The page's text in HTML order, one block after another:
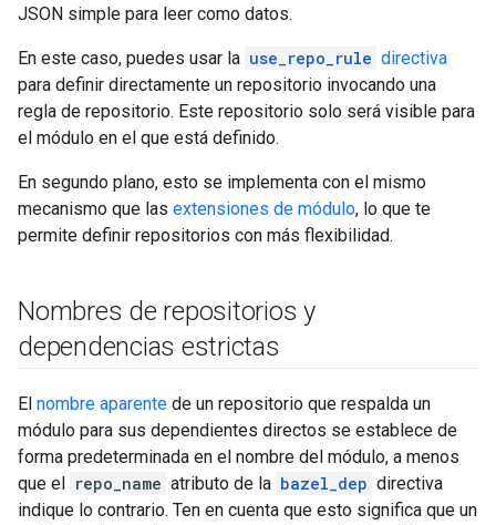
JSON simple para leer como datos.
En este caso, puedes usar la use_repo_rule directiva
para definir directamente un repositorio invocando una
regla de repositorio. Este repositorio solo será visible para
el módulo en el que está definido.
En segundo plano, esto se implementa con el mismo
mecanismo que las extensiones de módulo, lo que te
permite definir repositorios con más flexibilidad.
Nombres de repositorios y
dependencias estrictas
El nombre aparente de un repositorio que respalda un
módulo para sus dependientes directos se establece de
forma predeterminada en el nombre del módulo, a menos
que el repo_name atributo de la bazel_dep directiva
indique lo contrario. Ten en cuenta que esto significa que un